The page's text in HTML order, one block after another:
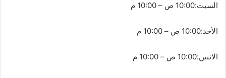
السبت:10:00 ص – 10:00 م
الأحد:10:00 ص – 10:00 م
الاثنين:10:00 ص – 10:00 م